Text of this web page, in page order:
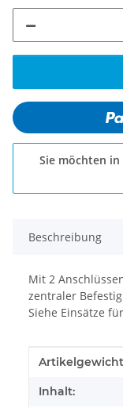
Sie möchten
Beschreibung
Mit 2
zentraler
Siehe Einsätze
Wert
Inhalt: